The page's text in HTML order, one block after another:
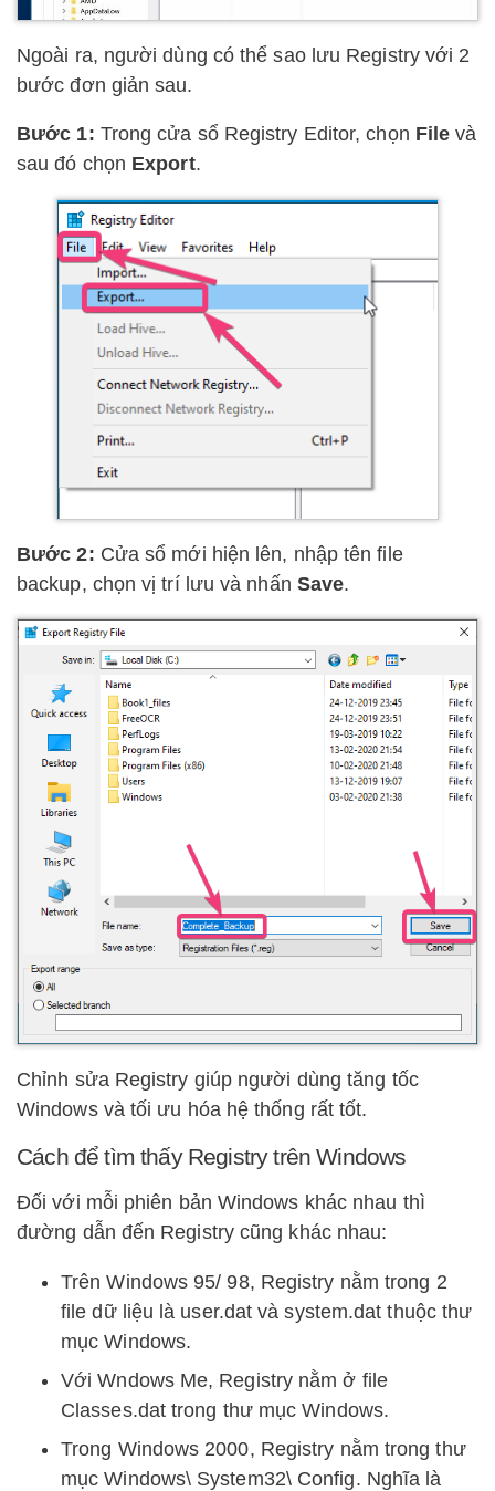
Ngoài ra, người dùng có thể sao lưu Registry với 2
bước đơn giản sau.
Bước 1: Trong cửa sổ Registry Editor, chọn File và
sau đó chọn Export.
Bước 2: Cửa sổ mới hiện lên, nhập tên file
backup, chọn vị trí lưu và nhấn Save.
Chỉnh sửa Registry giúp người dùng tăng tốc
Windows và tối ưu hóa hệ thống rất tốt.
Cách để tìm thấy Registry trên Windows
Đối với mỗi phiên bản Windows khác nhau thì
đường dẫn đến Registry cũng khác nhau:
Trên Windows 95/ 98, Registry nằm trong 2
file dữ liệu là user.dat và system.dat thuộc thư
mục Windows.
Với Wndows Me, Registry nằm ở file
Classes.dat trong thư mục Windows.
Trong Windows 2000, Registry nằm trong thư
mục Windows\ System32\ Config. Nghĩa là